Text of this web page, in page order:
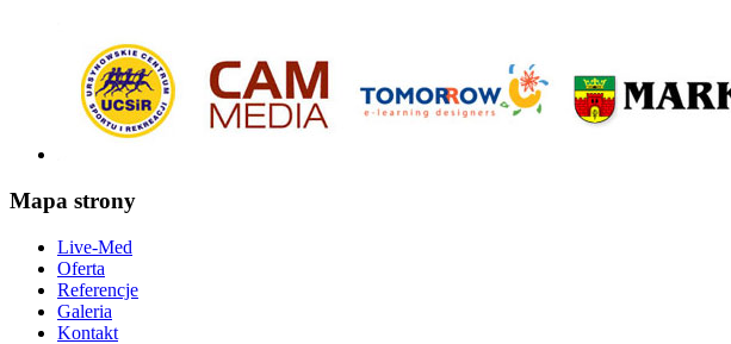
Mapa strony
Live-Med
Oferta
Referencje
Galeria
Kontakt